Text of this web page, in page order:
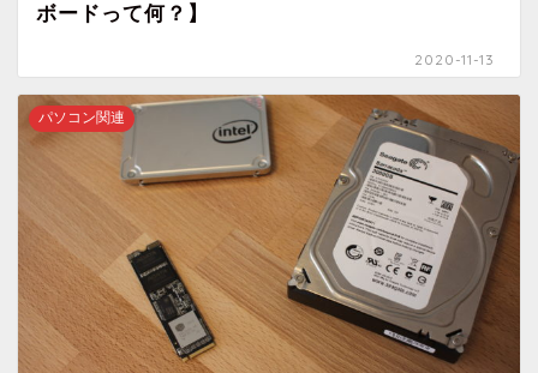
ボードって何？】
2020-11-13
パソコン関連